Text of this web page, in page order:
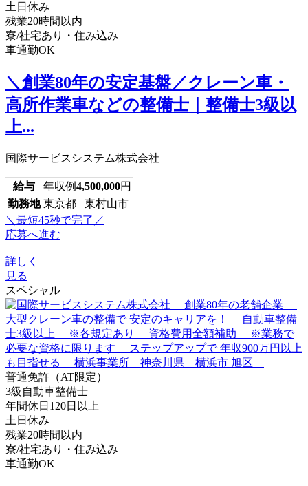
土日休み
残業20時間以内
寮/社宅あり・住み込み
車通勤OK
＼創業80年の安定基盤／クレーン車・
高所作業車などの整備士｜整備士3級以
上...
国際サービスシステム株式会社
給与 年収例4,500,000円
勤務地 東京都 東村山市
＼最短45秒で完了／
応募へ進む
詳しく
見る
スペシャル
普通免許（AT限定）
3級自動車整備士
年間休日120日以上
土日休み
残業20時間以内
寮/社宅あり・住み込み
車通勤OK